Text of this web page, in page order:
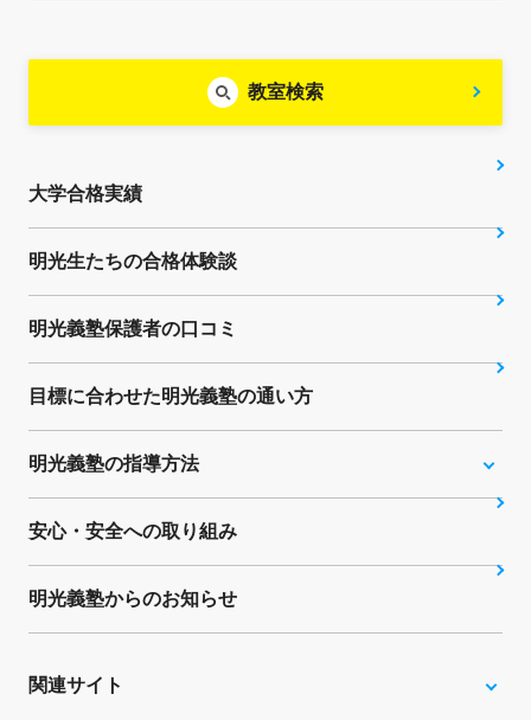
教室検索
大学合格実績
明光生たちの合格体験談
明光義塾保護者の口コミ
目標に合わせた明光義塾の通い方
明光義塾の指導方法
安心・安全への取り組み
明光義塾からのお知らせ
関連サイト